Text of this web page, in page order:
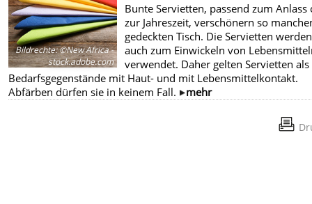
Bildrechte:©New Africa -
stock.adobe.com
Bunte Servietten, passend zum Anlass
zur Jahreszeit, verschönern so
gedeckten Tisch. Die Servietten
auch zum Einwickeln von
verwendet. Daher gelten Servietten als
Bedarfsgegenstände mit Haut- und mit Lebensmittelkontakt.
Abfärben dürfen sie in keinem Fall.
mehr